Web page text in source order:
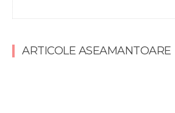
ARTICOLE ASEAMANTOARE